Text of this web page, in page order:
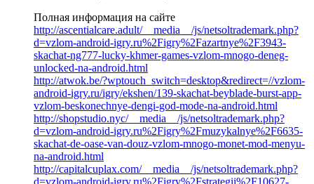
Полная информация на сайте
http://ascentialcare.adult/__media__/js/netsoltrademark.php?
d=vzlom-android-igry.ru%2Figry%2Fazartnye%2F3943-
skachat-ng777-lucky-khmer-games-vzlom-mnogo-deneg-
unlocked-na-android.html
http://atwok.be/?wptouch_switch=desktop&redirect=//vzlom-
android-igry.ru/igry/ekshen/139-skachat-beyblade-burst-app-
vzlom-beskonechnye-dengi-god-mode-na-android.html
http://shopstudio.nyc/__media__/js/netsoltrademark.php?
d=vzlom-android-igry.ru%2Figry%2Fmuzykalnye%2F6635-
skachat-de-oase-van-douz-vzlom-mnogo-monet-mod-menyu-
na-android.html
http://capitalcuplax.com/__media__/js/netsoltrademark.php?
d=vzlom-android-igry.ru%2Figry%2Fstrategii%2F10627-